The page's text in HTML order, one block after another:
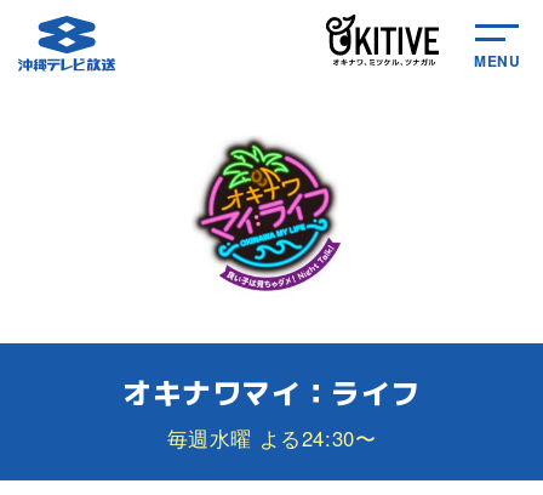
MENU
オキナワマイ：ライフ
毎週水曜 よる24:30〜